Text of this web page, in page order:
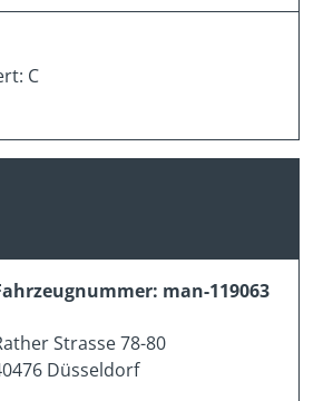
C
man-119063
Strasse 78-80
Düsseldorf